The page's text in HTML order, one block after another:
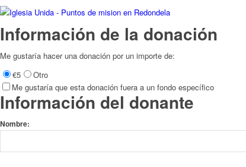
Información de la donación
Me gustaría hacer una donación por un importe de:
€5
Otro
Me gustaría que esta donación fuera a un fondo específico
Información del donante
Nombre: